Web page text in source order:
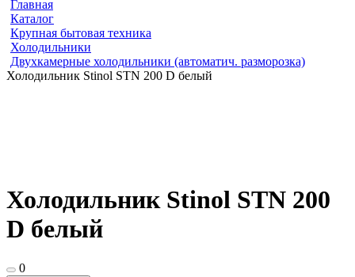
Главная
Каталог
Крупная бытовая техника
Холодильники
Двухкамерные холодильники (автоматич. разморозка)
Холодильник Stinol STN 200 D белый
Холодильник Stinol STN 200
D белый
0